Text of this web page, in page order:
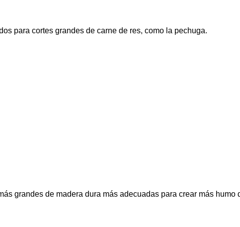
para cortes grandes de carne de res, como la pechuga.
grandes de madera dura más adecuadas para crear más humo